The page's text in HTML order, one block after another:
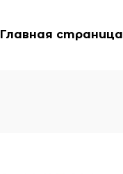
Главная страница